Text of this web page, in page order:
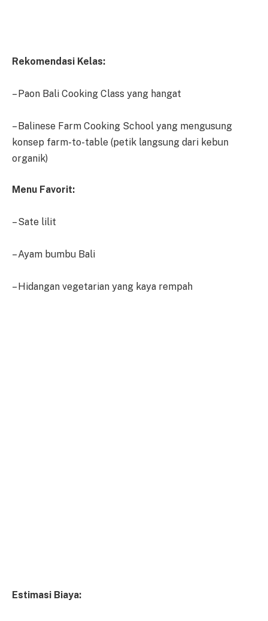
Rekomendasi Kelas:
– Paon Bali Cooking Class yang hangat
– Balinese Farm Cooking School yang mengusung
konsep farm-to-table (petik langsung dari kebun
organik)
Menu Favorit:
– Sate lilit
– Ayam bumbu Bali
– Hidangan vegetarian yang kaya rempah
Estimasi Biaya: